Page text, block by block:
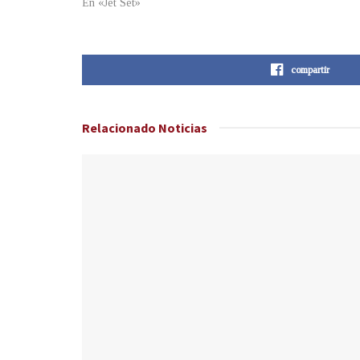
En «Jet Set»
compartir
Relacionado Noticias